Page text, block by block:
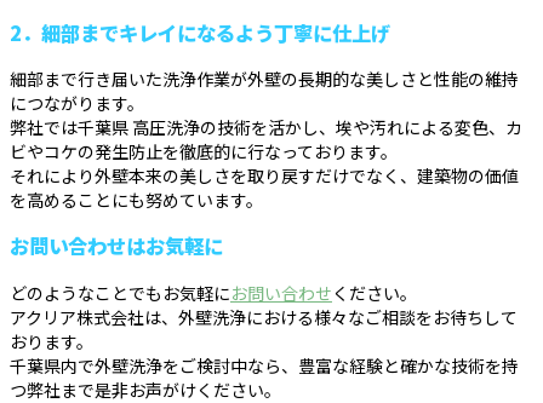
2．細部までキレイになるよう丁寧に仕上げ
細部まで行き届いた洗浄作業が外壁の長期的な美しさと性能の維持
につながります。
弊社では千葉県 高圧洗浄の技術を活かし、埃や汚れによる変色、カ
ビやコケの発生防止を徹底的に行なっております。
それにより外壁本来の美しさを取り戻すだけでなく、建築物の価値
を高めることにも努めています。
お問い合わせはお気軽に
どのようなことでもお気軽にお問い合わせ ください。
アクリア株式会社は、外壁洗浄における様々なご相談をお待ちして
おります。
千葉県内で外壁洗浄をご検討中なら、豊富な経験と確かな技術を持
つ弊社まで是非お声がけください。